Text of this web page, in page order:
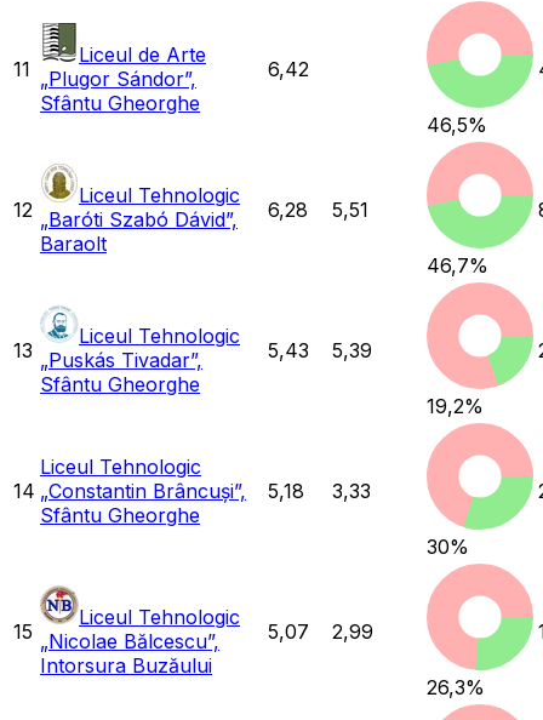
11
Liceul de Arte
„Plugor Sándor”,
Sfântu Gheorghe
6,42
46,5%
12
Liceul Tehnologic
„Baróti Szabó Dávid”,
Baraolt
6,28 5,51
46,7%
13
Liceul Tehnologic
„Puskás Tivadar”,
Sfântu Gheorghe
5,43 5,39
19,2%
14
Liceul Tehnologic
„Constantin Brâncuși”,
Sfântu Gheorghe
5,18 3,33
30%
15
Liceul Tehnologic
„Nicolae Bălcescu”,
Intorsura Buzăului
5,07 2,99
26,3%